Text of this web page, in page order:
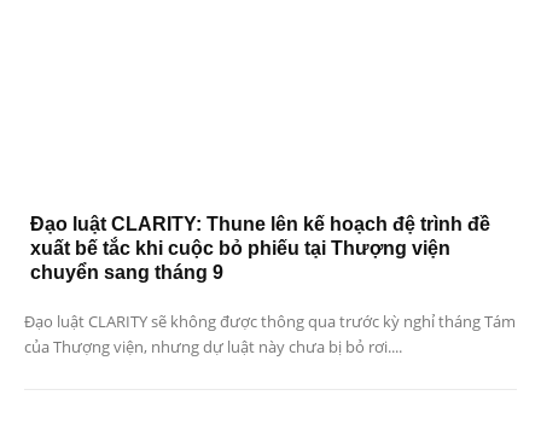
Đạo luật CLARITY: Thune lên kế hoạch đệ trình đề
xuất bế tắc khi cuộc bỏ phiếu tại Thượng viện
chuyển sang tháng 9
Đạo luật CLARITY sẽ không được thông qua trước kỳ nghỉ tháng Tám
của Thượng viện, nhưng dự luật này chưa bị bỏ rơi....